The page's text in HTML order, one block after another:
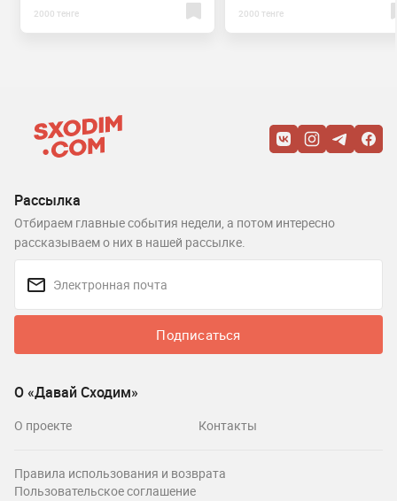
2000 тенге
2000 тенге
Рассылка
Отбираем главные события недели, а потом интересно
рассказываем о них в нашей рассылке.
Подписаться
О «Давай Сходим»
О проекте Контакты
Правила использования и возврата
Пользовательское соглашение